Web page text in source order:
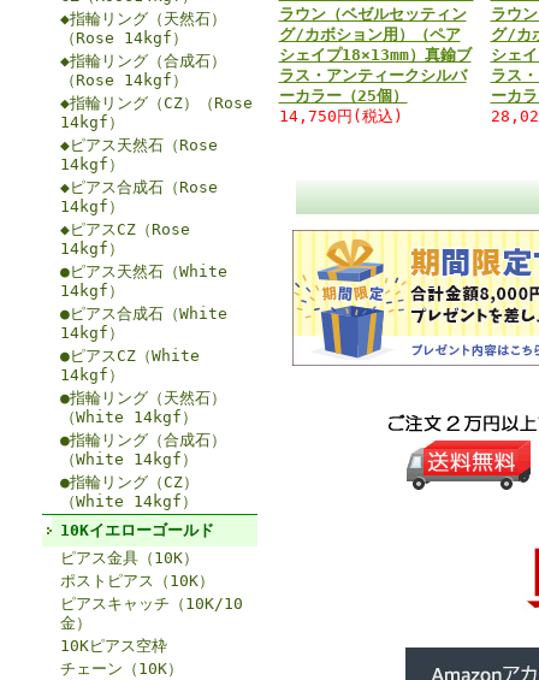
◆指輪リング（天然石）
（Rose 14kgf）
◆指輪リング（合成石）
（Rose 14kgf）
◆指輪リング（CZ）（Rose
14kgf）
◆ピアス天然石（Rose
14kgf）
◆ピアス合成石（Rose
14kgf）
◆ピアスCZ（Rose
14kgf）
●ピアス天然石（White
14kgf）
●ピアス合成石（White
14kgf）
●ピアスCZ（White
14kgf）
●指輪リング（天然石）
（White 14kgf）
●指輪リング（合成石）
（White 14kgf）
●指輪リング（CZ）
（White 14kgf）
10Kイエローゴールド
ピアス金具（10K）
ポストピアス（10K）
ピアスキャッチ（10K/10
金）
10Kピアス空枠
チェーン（10K）
ラウン（ベゼルセッティン
グ/カボション用）（ペア
シェイプ18×13mm）真鍮ブ
ラス・アンティークシルバ
ーカラー（25個）
14,750円(税込)
ラウ
グ/カ
シェ
ラス
ーカ